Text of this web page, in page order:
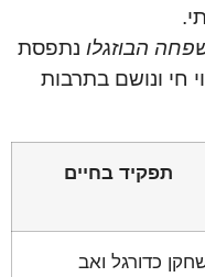
הבוזגלו נתפסת
חי ונושם בתרבות
תפקיד בחיים
כדורגל ואב